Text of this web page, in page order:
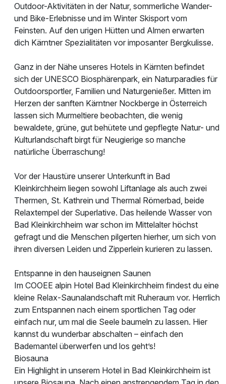
Outdoor-Aktivitäten in der Natur, sommerliche Wander-
und Bike-Erlebnisse und im Winter Skisport vom
Feinsten. Auf den urigen Hütten und Almen erwarten
dich Kärntner Spezialitäten vor imposanter Bergkulisse.
Ganz in der Nähe unseres Hotels in Kärnten befindet
sich der UNESCO Biosphärenpark, ein Naturparadies für
Outdoorsportler, Familien und Naturgenießer. Mitten im
Herzen der sanften Kärntner Nockberge in Österreich
lassen sich Murmeltiere beobachten, die wenig
bewaldete, grüne, gut behütete und gepflegte Natur- und
Kulturlandschaft birgt für Neugierige so manche
natürliche Überraschung!
Vor der Haustüre unserer Unterkunft in Bad
Kleinkirchheim liegen sowohl Liftanlage als auch zwei
Thermen, St. Kathrein und Thermal Römerbad, beide
Relaxtempel der Superlative. Das heilende Wasser von
Bad Kleinkirchheim war schon im Mittelalter höchst
gefragt und die Menschen pilgerten hierher, um sich von
ihren diversen Leiden und Zipperlein kurieren zu lassen.
Entspanne in den hauseignen Saunen
Im COOEE alpin Hotel Bad Kleinkirchheim findest du eine
kleine Relax-Saunalandschaft mit Ruheraum vor. Herrlich
zum Entspannen nach einem sportlichen Tag oder
einfach nur, um mal die Seele baumeln zu lassen. Hier
kannst du wunderbar abschalten – einfach den
Bademantel überwerfen und los geht’s!
Biosauna
Ein Highlight in unserem Hotel in Bad Kleinkirchheim ist